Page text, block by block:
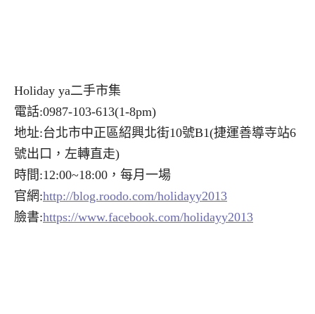
Holiday ya二手市集
電話:0987-103-613(1-8pm)
地址:台北市中正區紹興北街10號B1(捷運善導寺站6
號出口，左轉直走)
時間:12:00~18:00，每月一場
官網:http://blog.roodo.com/holidayy2013
臉書:https://www.facebook.com/holidayy2013